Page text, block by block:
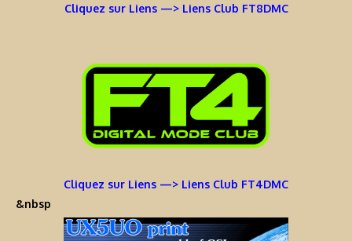
Cliquez sur Liens —> Liens Club FT8DMC
Cliquez sur Liens —> Liens Club FT4DMC
&nbsp